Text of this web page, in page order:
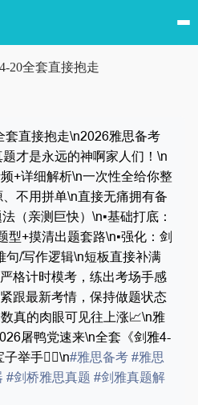
20全套直接抱走
套直接抱走\n2026雅思备考
才是永远的神啊家人们！\n
+详细解析\n一次性全给你整
不用拼单\n直接无痛拥有备
（亲测巨快）\n▪️基础打底：
型+摸清出题套路\n▪️强化：剑
句/写作逻辑\n短板直接补满
格计时模考，练出考场手感
跟最新考情，保持做题状态
真的肉眼可见往上涨📈\n雅
屠鸭党速来\n全套《剑雅4-
举手🙋‍♀️\n#雅思备考 #雅思
#剑桥雅思真题 #剑雅真题解